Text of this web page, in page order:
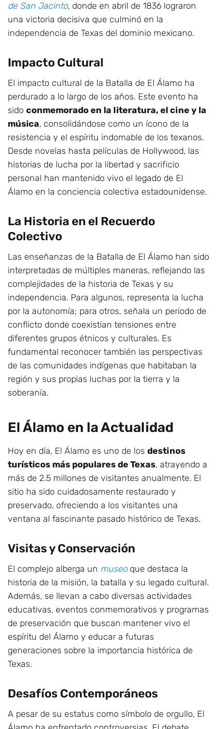
de San Jacinto, donde en abril de 1836 lograron
una victoria decisiva que culminó en la
independencia de Texas del dominio mexicano.
Impacto Cultural
El impacto cultural de la Batalla de El Álamo ha
perdurado a lo largo de los años. Este evento ha
sido conmemorado en la literatura, el cine y la
música, consolidándose como un ícono de la
resistencia y el espíritu indomable de los texanos.
Desde novelas hasta películas de Hollywood, las
historias de lucha por la libertad y sacrificio
personal han mantenido vivo el legado de El
Álamo en la conciencia colectiva estadounidense.
La Historia en el Recuerdo
Colectivo
Las enseñanzas de la Batalla de El Álamo han sido
interpretadas de múltiples maneras, reflejando las
complejidades de la historia de Texas y su
independencia. Para algunos, representa la lucha
por la autonomía; para otros, señala un periodo de
conflicto donde coexistían tensiones entre
diferentes grupos étnicos y culturales. Es
fundamental reconocer también las perspectivas
de las comunidades indígenas que habitaban la
región y sus propias luchas por la tierra y la
soberanía.
El Álamo en la Actualidad
Hoy en día, El Álamo es uno de los destinos
turísticos más populares de Texas, atrayendo a
más de 2.5 millones de visitantes anualmente. El
sitio ha sido cuidadosamente restaurado y
preservado, ofreciendo a los visitantes una
ventana al fascinante pasado histórico de Texas.
Visitas y Conservación
El complejo alberga un museoque destaca la
historia de la misión, la batalla y su legado cultural.
Además, se llevan a cabo diversas actividades
educativas, eventos conmemorativos y programas
de preservación que buscan mantener vivo el
espíritu del Álamo y educar a futuras
generaciones sobre la importancia histórica de
Texas.
Desafíos Contemporáneos
A pesar de su estatus como símbolo de orgullo, El